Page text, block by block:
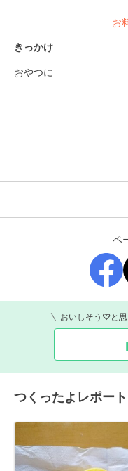
お
きっかけ
おやつに
ペ
おいしそう♡と思
つくったよレポー